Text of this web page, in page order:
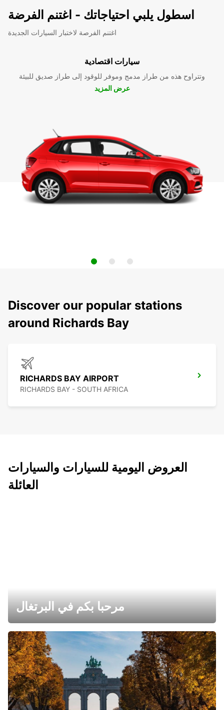
اسطول يلبي احتياجاتك - اغتنم الفرضة
اغتنم الفرصة لاختبار السيارات الجديدة
سيارات اقتصادية
وتتراوح هذه من طراز مدمج وموفر للوقود إلى طراز صديق للبيئة
عرض المزيد
Discover our popular stations
around Richards Bay
RICHARDS BAY AIRPORT
RICHARDS BAY - SOUTH AFRICA
العروض اليومية للسيارات والسيارات
العائلة
مرحبا بكم في البرتغال